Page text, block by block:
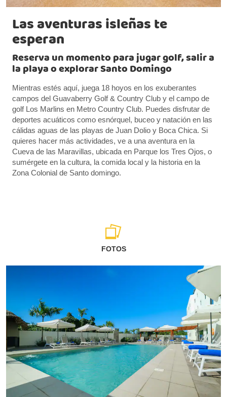
Las aventuras isleñas te
esperan
Reserva un momento para jugar golf, salir a
la playa o explorar Santo Domingo
Mientras estés aquí, juega 18 hoyos en los exuberantes
campos del Guavaberry Golf & Country Club y el campo de
golf Los Marlins en Metro Country Club. Puedes disfrutar de
deportes acuáticos como esnórquel, buceo y natación en las
cálidas aguas de las playas de Juan Dolio y Boca Chica. Si
quieres hacer más actividades, ve a una aventura en la
Cueva de las Maravillas, ubicada en Parque los Tres Ojos, o
sumérgete en la cultura, la comida local y la historia en la
Zona Colonial de Santo domingo.
FOTOS